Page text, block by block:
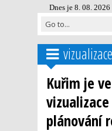
Dnes je 8. 08. 2026
vizualizace
Kuřim je
plánování